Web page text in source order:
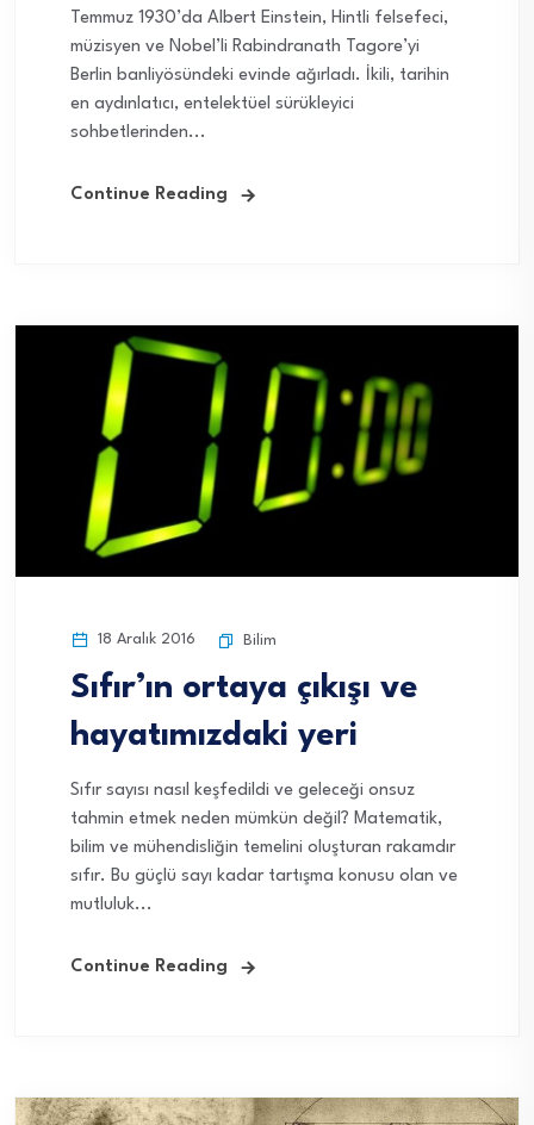
Temmuz 1930’da Albert Einstein, Hintli felsefeci,
müzisyen ve Nobel’li Rabindranath Tagore’yi
Berlin banliyösündeki evinde ağırladı. İkili, tarihin
en aydınlatıcı, entelektüel sürükleyici
sohbetlerinden...
Continue Reading
18 Aralık 2016 Bilim
Sıfır’ın ortaya çıkışı ve
hayatımızdaki yeri
Sıfır sayısı nasıl keşfedildi ve geleceği onsuz
tahmin etmek neden mümkün değil? Matematik,
bilim ve mühendisliğin temelini oluşturan rakamdır
sıfır. Bu güçlü sayı kadar tartışma konusu olan ve
mutluluk...
Continue Reading